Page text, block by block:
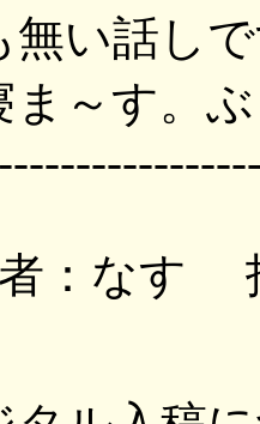
無い話し
ま～す。
：なす